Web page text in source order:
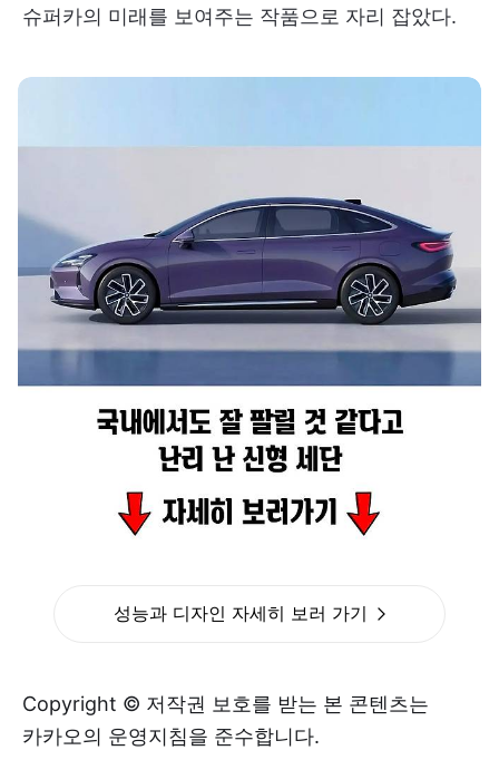
슈퍼카의 미래를 보여주는 작품으로 자리 잡았다.
성능과 디자인 자세히 보러 가기
Copyright © 저작권 보호를 받는 본 콘텐츠는
카카오의 운영지침을 준수합니다.